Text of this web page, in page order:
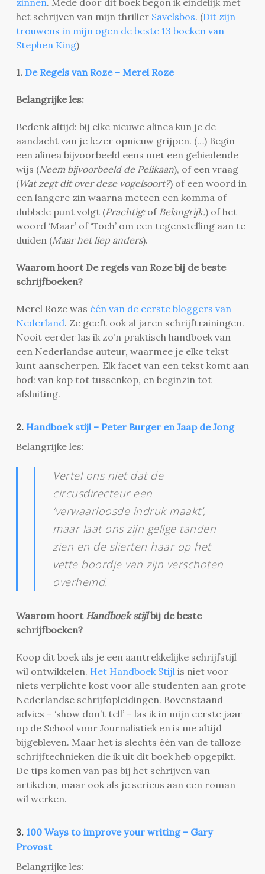
het schrijven van mijn thriller Savelsbos. (Dit zijn
trouwens in mijn ogen de beste 13 boeken van
Stephen King)
1. De Regels van Roze – Merel Roze
Belangrijke les:
Bedenk altijd: bij elke nieuwe alinea kun je de
aandacht van je lezer opnieuw grijpen. (…) Begin
een alinea bijvoorbeeld eens met een gebiedende
wijs (Neem bijvoorbeeld de Pelikaan), of een vraag
(Wat zegt dit over deze vogelsoort?) of een woord in
een langere zin waarna meteen een komma of
dubbele punt volgt (Prachtig:of Belangrijk.) of het
woord ‘Maar’ of ‘Toch’ om een tegenstelling aan te
duiden (Maar het liep anders).
Waarom hoort De regels van Roze bij de beste
schrijfboeken?
Merel Roze was één van de eerste bloggers van
Nederland. Ze geeft ook al jaren schrijftrainingen.
Nooit eerder las ik zo’n praktisch handboek van
een Nederlandse auteur, waarmee je elke tekst
kunt aanscherpen. Elk facet van een tekst komt aan
bod: van kop tot tussenkop, en beginzin tot
afsluiting.
2. Handboek stijl – Peter Burger en Jaap de Jong
Belangrijke les:
Vertel ons niet dat de
circusdirecteur een
‘verwaarloosde indruk maakt’,
maar laat ons zijn gelige tanden
zien en de slierten haar op het
vette boordje van zijn verschoten
overhemd.
Waarom hoort Handboek stijlbij de beste
schrijfboeken?
Koop dit boek als je een aantrekkelijke schrijfstijl
wil ontwikkelen. Het Handboek Stijl is niet voor
niets verplichte kost voor alle studenten aan grote
Nederlandse schrijfopleidingen. Bovenstaand
advies – ‘show don’t tell’ – las ik in mijn eerste jaar
op de School voor Journalistiek en is me altijd
bijgebleven. Maar het is slechts één van de talloze
schrijftechnieken die ik uit dit boek heb opgepikt.
De tips komen van pas bij het schrijven van
artikelen, maar ook als je serieus aan een roman
wil werken.
3. 100 Ways to improve your writing – Gary
Provost
Belangrijke les: